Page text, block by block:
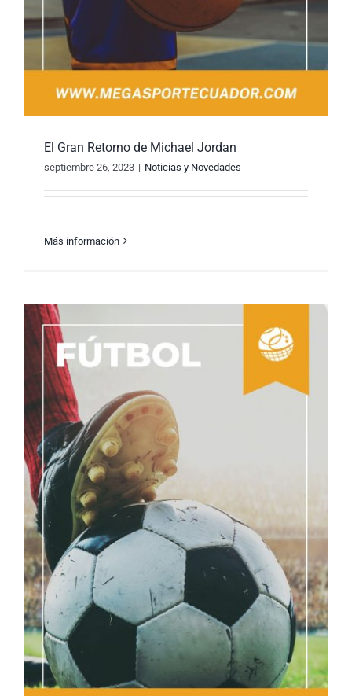
El Gran Retorno de Michael Jordan
El Gran Retorno de Michael Jordan
septiembre 26, 2023 | Noticias y Novedades
Más información